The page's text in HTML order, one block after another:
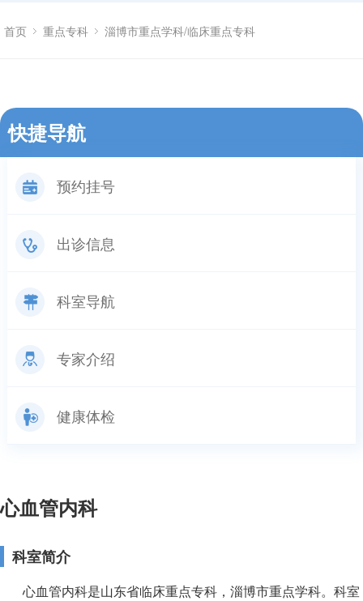
首页 重点专科 淄博市重点学科/临床重点专科
快捷导航
预约挂号
出诊信息
科室导航
专家介绍
健康体检
心血管内科
科室简介
心血管内科是山东省临床重点专科，淄博市重点学科。科室